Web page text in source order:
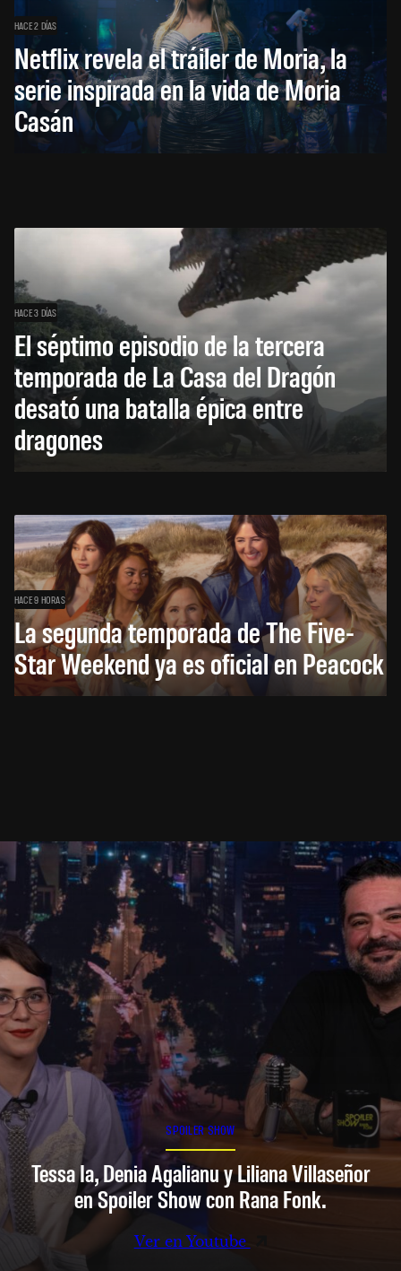
HACE 2 DÍAS
Netflix revela el tráiler de Moria, la
serie inspirada en la vida de Moria
Casán
HACE 3 DÍAS
El séptimo episodio de la tercera
temporada de La Casa del Dragón
desató una batalla épica entre
dragones
HACE 9 HORAS
La segunda temporada de The Five-
Star Weekend ya es oficial en Peacock
SPOILER SHOW
Tessa Ia, Denia Agalianu y Liliana Villaseñor
en Spoiler Show con Rana Fonk.
Ver en Youtube